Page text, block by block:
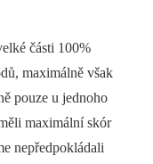
části 100%
maximálně však
pouze u jednoho
maximální skór
nepředpokládali